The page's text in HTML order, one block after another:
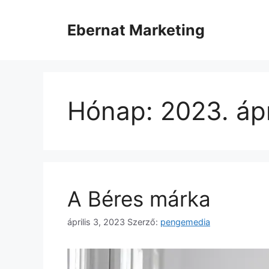
Ebernat Marketing
Hónap: 2023.
A Béres márka
április 3, 2023 Szerző: pengemedia